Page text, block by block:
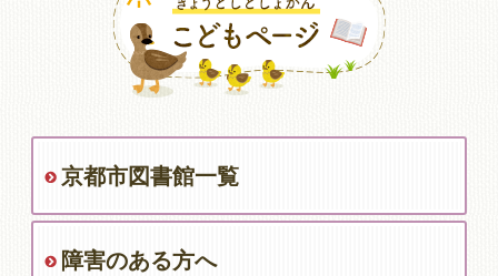
京都市図書館一覧
障害のある方へ